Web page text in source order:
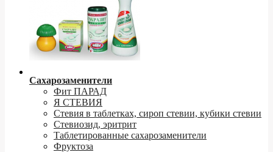
Сахарозаменители
Фит ПАРАД
Я СТЕВИЯ
Стевия в таблетках, сироп стевии, кубики стевии
Стевиозид, эритрит
Таблетированные сахарозаменители
Фруктоза